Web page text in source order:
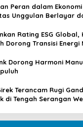
Peran dalam
Unggulan Berlayar
Rating ESG Global,
Dorong Transisi Energi
Dorong Harmoni
Terancam Rugi
di Tengah Serangan